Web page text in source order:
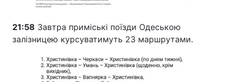
21:58 Завтра приміські поїзди Одеською
залізницею курсуватимуть 23 маршрутами.